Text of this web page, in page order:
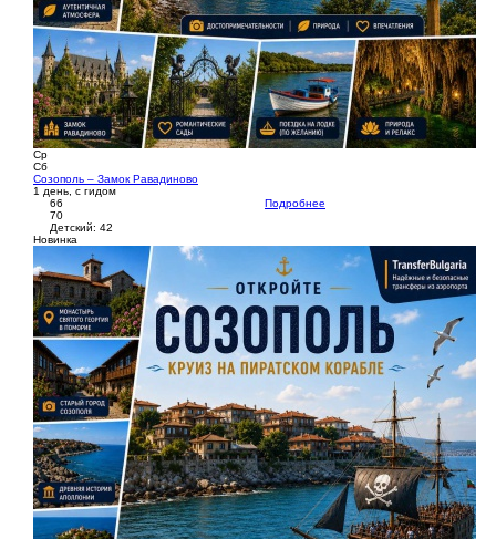
Ср
Сб
Созополь – Замок Равадиново
1 день, с гидом
66
70
Детский: 42
Подробнее
Новинка